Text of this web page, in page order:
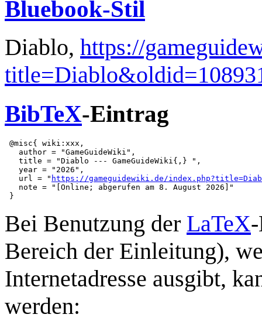
Bluebook-Stil
Diablo, https://
BibTeX-Eintrag
@misc{ wiki:xxx,
   author = "GameGuideWiki",
   title = "Diablo --- GameGuideWiki{,} ",
   year = "2026",
   url = "
https://gameguidewiki.de/
   note = "[Online; abgerufen am 8. August 2026]"
Bei Benutzung der LaTeX
Bereich der Einleitung),
Internetadresse ausgibt,
werden: